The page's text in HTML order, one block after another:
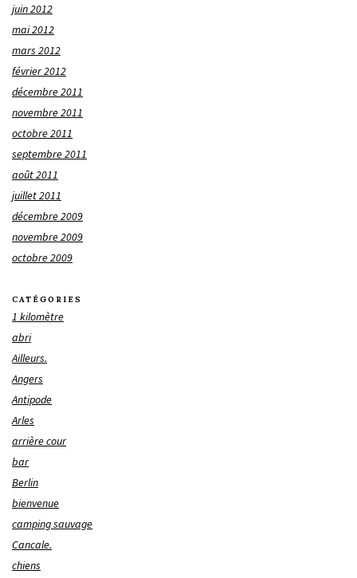
juin 2012
mai 2012
mars 2012
février 2012
décembre 2011
novembre 2011
octobre 2011
septembre 2011
août 2011
juillet 2011
décembre 2009
novembre 2009
octobre 2009
CATÉGORIES
1 kilomètre
abri
Ailleurs.
Angers
Antipode
Arles
arrière cour
bar
Berlin
bienvenue
camping sauvage
Cancale.
chiens